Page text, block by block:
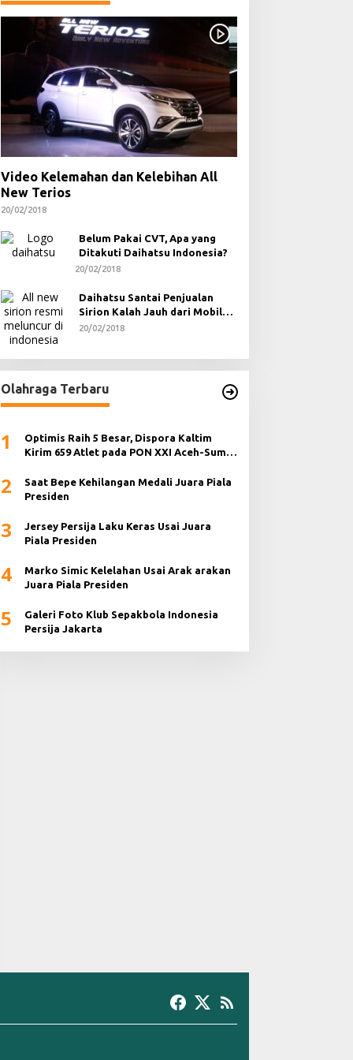
Video Kelemahan dan Kelebihan All
New Terios
20/02/2018
Belum Pakai CVT, Apa yang
Ditakuti Daihatsu Indonesia?
20/02/2018
Daihatsu Santai Penjualan
Sirion Kalah Jauh dari Mobil
LCGC
20/02/2018
Olahraga Terbaru
1
Optimis Raih 5 Besar, Dispora Kaltim
Kirim 659 Atlet pada PON XXI Aceh-Sumut
2
Saat Bepe Kehilangan Medali Juara Piala
Presiden
3
Jersey Persija Laku Keras Usai Juara
Piala Presiden
4
Marko Simic Kelelahan Usai Arak arakan
Juara Piala Presiden
5
Galeri Foto Klub Sepakbola Indonesia
Persija Jakarta